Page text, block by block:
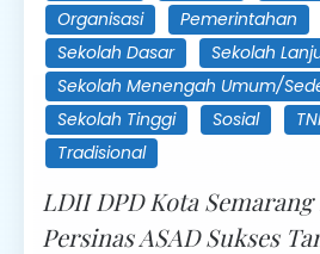
Organisasi Pemerintahan
Sekolah Dasar
Sekolah
Sekolah Menengah Umum/
Sekolah Tinggi
Sosial
Tradisional
LDII DPD Kota
Persinas ASAD Sukses